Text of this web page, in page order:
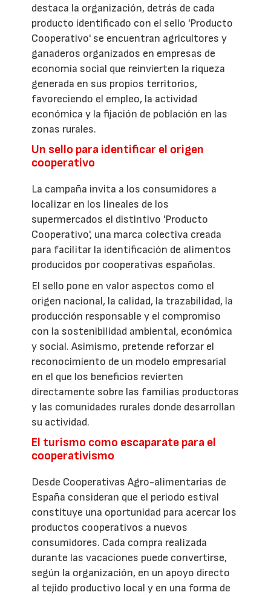
destaca la organización, detrás de cada
producto identificado con el sello 'Producto
Cooperativo' se encuentran agricultores y
ganaderos organizados en empresas de
economía social que reinvierten la riqueza
generada en sus propios territorios,
favoreciendo el empleo, la actividad
económica y la fijación de población en las
zonas rurales.
Un sello para identificar el origen
cooperativo
La campaña invita a los consumidores a
localizar en los lineales de los
supermercados el distintivo 'Producto
Cooperativo', una marca colectiva creada
para facilitar la identificación de alimentos
producidos por cooperativas españolas.
El sello pone en valor aspectos como el
origen nacional, la calidad, la trazabilidad, la
producción responsable y el compromiso
con la sostenibilidad ambiental, económica
y social. Asimismo, pretende reforzar el
reconocimiento de un modelo empresarial
en el que los beneficios revierten
directamente sobre las familias productoras
y las comunidades rurales donde desarrollan
su actividad.
El turismo como escaparate para el
cooperativismo
Desde Cooperativas Agro-alimentarias de
España consideran que el periodo estival
constituye una oportunidad para acercar los
productos cooperativos a nuevos
consumidores. Cada compra realizada
durante las vacaciones puede convertirse,
según la organización, en un apoyo directo
al tejido productivo local y en una forma de